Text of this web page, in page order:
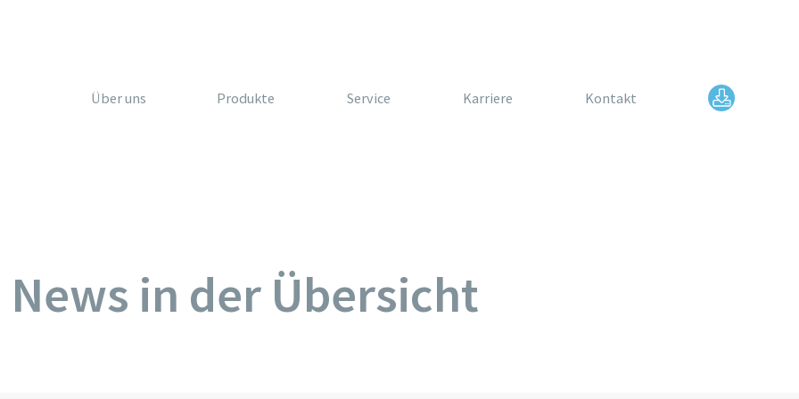
Über uns Produkte Service Karriere Kontakt
in der Übersicht